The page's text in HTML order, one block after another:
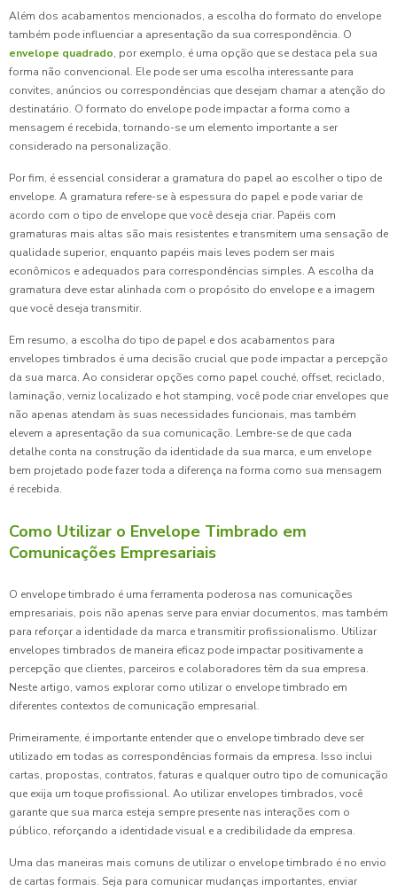
Além dos acabamentos mencionados, a escolha do formato do envelope
também pode influenciar a apresentação da sua correspondência. O
envelope quadrado, por exemplo, é uma opção que se destaca pela sua
forma não convencional. Ele pode ser uma escolha interessante para
convites, anúncios ou correspondências que desejam chamar a atenção do
destinatário. O formato do envelope pode impactar a forma como a
mensagem é recebida, tornando-se um elemento importante a ser
considerado na personalização.
Por fim, é essencial considerar a gramatura do papel ao escolher o tipo de
envelope. A gramatura refere-se à espessura do papel e pode variar de
acordo com o tipo de envelope que você deseja criar. Papéis com
gramaturas mais altas são mais resistentes e transmitem uma sensação de
qualidade superior, enquanto papéis mais leves podem ser mais
econômicos e adequados para correspondências simples. A escolha da
gramatura deve estar alinhada com o propósito do envelope e a imagem
que você deseja transmitir.
Em resumo, a escolha do tipo de papel e dos acabamentos para
envelopes timbrados é uma decisão crucial que pode impactar a percepção
da sua marca. Ao considerar opções como papel couché, offset, reciclado,
laminação, verniz localizado e hot stamping, você pode criar envelopes que
não apenas atendam às suas necessidades funcionais, mas também
elevem a apresentação da sua comunicação. Lembre-se de que cada
detalhe conta na construção da identidade da sua marca, e um envelope
bem projetado pode fazer toda a diferença na forma como sua mensagem
é recebida.
Como Utilizar o Envelope Timbrado em
Comunicações Empresariais
O envelope timbrado é uma ferramenta poderosa nas comunicações
empresariais, pois não apenas serve para enviar documentos, mas também
para reforçar a identidade da marca e transmitir profissionalismo. Utilizar
envelopes timbrados de maneira eficaz pode impactar positivamente a
percepção que clientes, parceiros e colaboradores têm da sua empresa.
Neste artigo, vamos explorar como utilizar o envelope timbrado em
diferentes contextos de comunicação empresarial.
Primeiramente, é importante entender que o envelope timbrado deve ser
utilizado em todas as correspondências formais da empresa. Isso inclui
cartas, propostas, contratos, faturas e qualquer outro tipo de comunicação
que exija um toque profissional. Ao utilizar envelopes timbrados, você
garante que sua marca esteja sempre presente nas interações com o
público, reforçando a identidade visual e a credibilidade da empresa.
Uma das maneiras mais comuns de utilizar o envelope timbrado é no envio
de cartas formais. Seja para comunicar mudanças importantes, enviar